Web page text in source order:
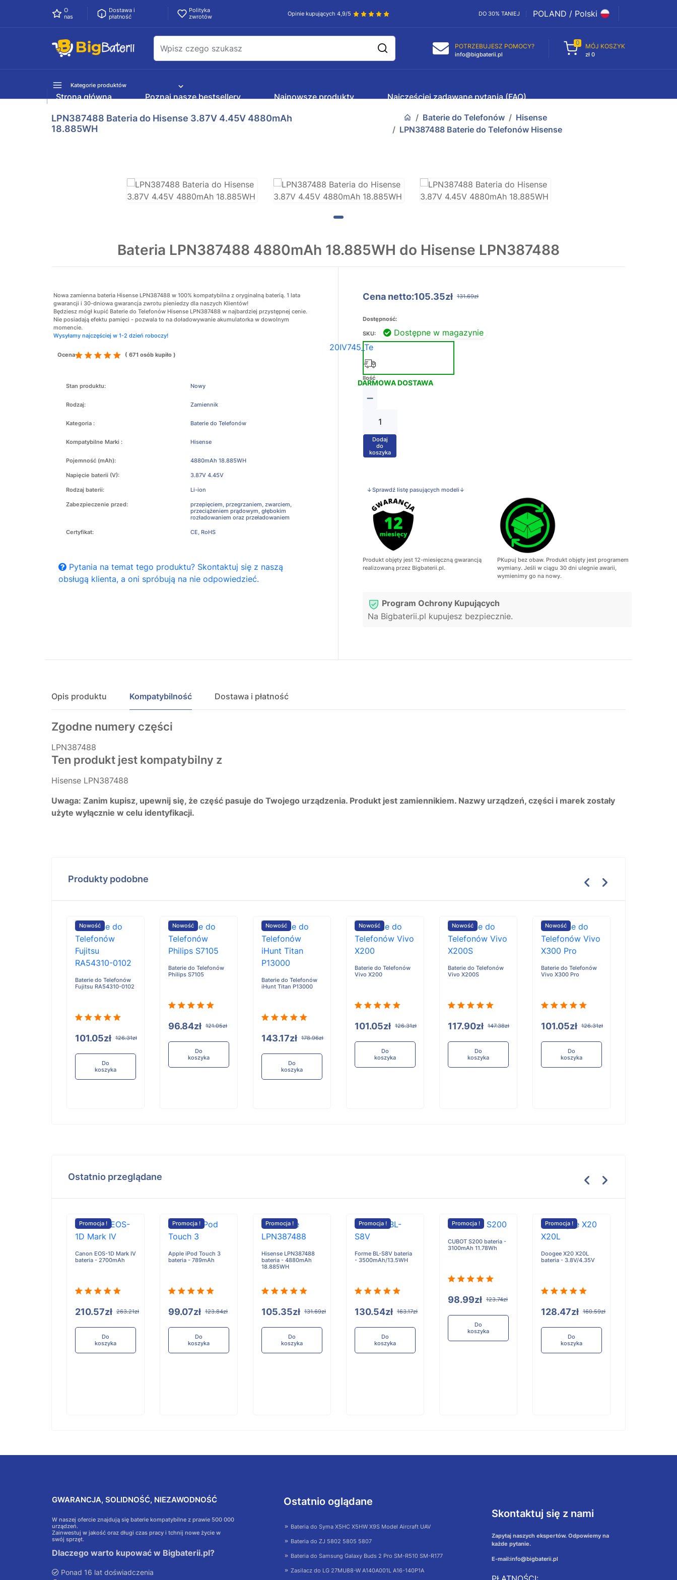
O
nas
Dostawa i
płatność
Polityka
zwrotów
Opinie kupujących 4,9/5 DO 30% TANIEJ POLAND / Polski
POTRZEBUJESZ POMOCY?
info@bigbaterii.pl
0 MÓJ KOSZYK
zł 0
Kategorie produktów
Strona główna Poznaj nasze bestsellery Najnowsze produkty Najczęściej zadawane pytania (FAQ)
LPN387488 Bateria do Hisense 3.87V 4.45V 4880mAh
18.885WH
Baterie do Telefonów
Hisense
LPN387488 Baterie do Telefonów Hisense
Bateria LPN387488 4880mAh 18.885WH do Hisense LPN387488
Nowa zamienna bateria Hisense LPN387488 w 100% kompatybilna z oryginalną baterią. 1 lata
gwarancji i 30-dniowa gwarancja zwrotu pieniedzy dla naszych Klientów!
Będziesz mógł kupić Baterie do Telefonów Hisense LPN387488 w najbardziej przystępnej cenie.
Nie posiadają efektu pamięci - pozwala to na doładowywanie akumulatorka w dowolnym
momencie.
Wysyłamy najczęściej w 1-2 dzień roboczy!
Ocena ( 671 osób kupiło )
Stan produktu: Nowy
Rodzaj: Zamiennik
Kategoria : Baterie do Telefonów
Kompatybilne Marki : Hisense
Pojemność (mAh): 4880mAh 18.885WH
Napięcie baterii (V): 3.87V 4.45V
Rodzaj baterii: Li-ion
Zabezpieczenie przed:
przepięciem, przegrzaniem, zwarciem,
przeciążeniem prądowym, głębokim
rozładowaniem oraz przeładowaniem
Certyfikat: CE, RoHS
Pytania na temat tego produktu? Skontaktuj się z naszą
obsługą klienta, a oni spróbują na nie odpowiedzieć.
Cena netto:105.35zł 131.69zł
Dostępność:
Dostępne w magazynie
SKU:
20IV745_Te
DARMOWA DOSTAWA
Ilość
−
+
Dodaj
do
koszyka
↓Sprawdź listę pasujących modeli↓
Produkt objęty jest 12-miesięczną gwarancją
realizowaną przez Bigbaterii.pl.
PKupuj bez obaw. Produkt objęty jest programem
wymiany. Jeśli w ciągu 30 dni ulegnie awarii,
wymienimy go na nowy.
Program Ochrony Kupujących
Na Bigbaterii.pl kupujesz bezpiecznie.
Opis produktu Kompatybilność Dostawa i płatność
Zgodne numery części
LPN387488
Ten produkt jest kompatybilny z
Hisense LPN387488
Uwaga: Zanim kupisz, upewnij się, że część pasuje do Twojego urządzenia. Produkt jest zamiennikiem. Nazwy urządzeń, części i marek zostały
użyte wyłącznie w celu identyfikacji.
Produkty podobne
Nowość
Baterie do Telefonów
Fujitsu RA54310-0102
101.05zł 126.31zł
Do
koszyka
Nowość
Baterie do Telefonów
Philips S7105
96.84zł 121.05zł
Do
koszyka
Nowość
Baterie do Telefonów
iHunt Titan P13000
143.17zł 178.96zł
Do
koszyka
Nowość
Baterie do Telefonów
Vivo X200
101.05zł 126.31zł
Do
koszyka
Nowość
Baterie do Telefonów
Vivo X200S
117.90zł 147.38zł
Do
koszyka
Nowość
Baterie do Telefonów
Vivo X300 Pro
101.05zł 126.31zł
Do
koszyka
Ostatnio przeglądane
Promocja !
Canon EOS-1D Mark IV
bateria - 2700mAh
210.57zł 263.21zł
Do
koszyka
Promocja !
Apple iPod Touch 3
bateria - 789mAh
99.07zł 123.84zł
Do
koszyka
Promocja !
Hisense LPN387488
bateria - 4880mAh
18.885WH
105.35zł 131.69zł
Do
koszyka
Promocja !
Forme BL-S8V bateria
- 3500mAh/13.5WH
130.54zł 163.17zł
Do
koszyka
Promocja !
CUBOT S200 bateria -
3100mAh 11.78Wh
98.99zł 123.74zł
Do
koszyka
Promocja !
Doogee X20 X20L
bateria - 3.8V/4.35V
128.47zł 160.59zł
Do
koszyka
GWARANCJA, SOLIDNOŚĆ, NIEZAWODNOŚĆ
W naszej ofercie znajdują się baterie kompatybilne z prawie 500 000
urządzeń.
Zainwestuj w jakość oraz długi czas pracy i tchnij nowe życie w
swój sprzęt.
Dlaczego warto kupować w Bigbaterii.pl?
Ponad 16 lat doświadczenia
Ostatnio oglądane
Bateria do Syma X5HC X5HW X9S Model Aircraft UAV
Bateria do ZJ 5802 5805 5807
Bateria do Samsung Galaxy Buds 2 Pro SM-R510 SM-R177
Zasilacz do LG 27MU88-W A140A001L A16-140P1A
Skontaktuj się z nami
Zapytaj naszych ekspertów. Odpowiemy na
każde pytanie.
E-mail:info@bigbaterii.pl